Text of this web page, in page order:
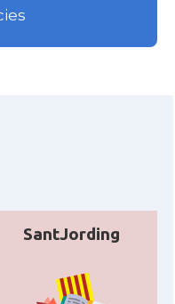
SantJording